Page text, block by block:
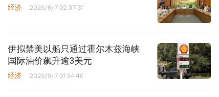
经济 2026/8/7 02:07:31
伊拟禁美以船只通过霍尔木兹海峡
国际油价飙升逾3美元
经济 2026/8/7 01:34:40